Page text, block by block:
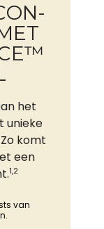
het
unieke
komt
een
1,2
van